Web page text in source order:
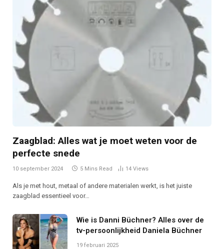
Zaagblad: Alles wat je moet weten voor de
perfecte snede
10 september 2024 5 Mins Read 14 Views
Als je met hout, metaal of andere materialen werkt, is het juiste
zaagblad essentieel voor…
Wie is Danni Büchner? Alles over de
tv-persoonlijkheid Daniela Büchner
19 februari 2025